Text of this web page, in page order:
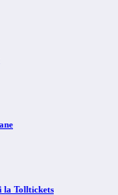
la Tolltickets